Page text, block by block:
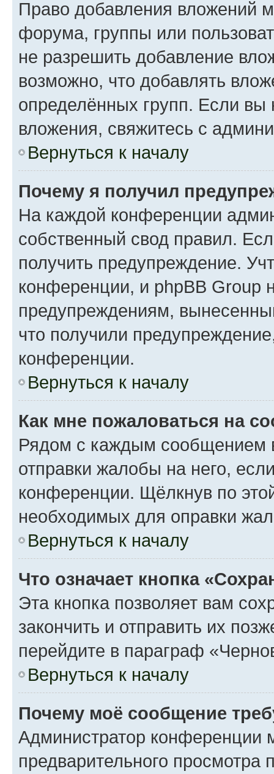
Право добавления вложений
форума, группы или
не разрешить добавление
возможно, что добавлять
определённых групп. Если вы
вложения, свяжитесь с
Вернуться к началу
Почему я получил
На каждой конференции
собственный свод правил.
получить предупреждение.
конференции, и phpBB Group
предупреждениям,
что получили
конференции.
Вернуться к началу
Как мне пожаловаться на
Рядом с каждым сообщением
отправки жалобы на него,
конференции. Щёлкнув по
необходимых для оправки
Вернуться к началу
Что означает кнопка
Эта кнопка позволяет вам
закончить и отправить их
перейдите в параграф
Вернуться к началу
Почему моё сообщение
Администратор конференции
предварительного